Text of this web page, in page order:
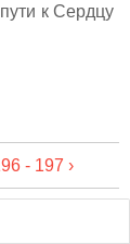
к Сердцу
- 197 ›